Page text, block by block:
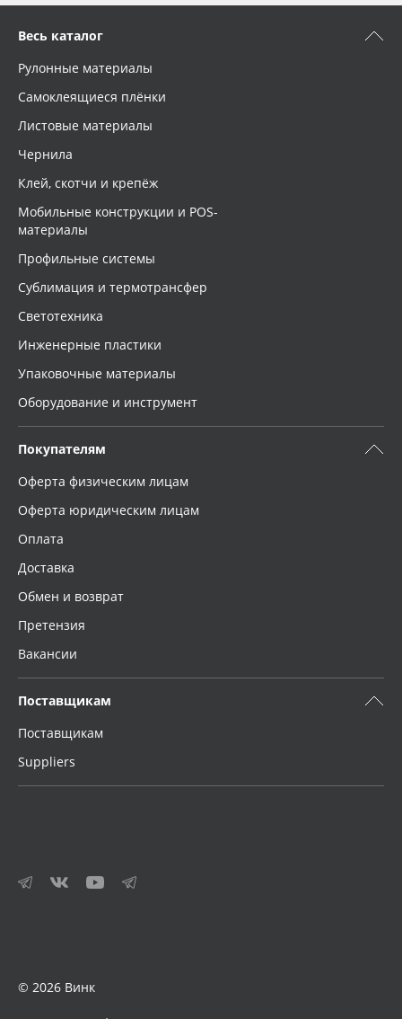
Весь каталог
Рулонные материалы
Самоклеящиеся плёнки
Листовые материалы
Чернила
Клей, скотчи и крепёж
Мобильные конструкции и POS-
материалы
Профильные системы
Сублимация и термотрансфер
Светотехника
Инженерные пластики
Упаковочные материалы
Оборудование и инструмент
Покупателям
Оферта физическим лицам
Оферта юридическим лицам
Оплата
Доставка
Обмен и возврат
Претензия
Вакансии
Поставщикам
Поставщикам
Suppliers
© 2026 Винк